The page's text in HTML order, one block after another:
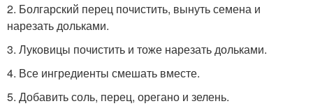
2. Болгарский перец почистить, вынуть семена и
нарезать дольками.
3. Луковицы почистить и тоже нарезать дольками.
4. Все ингредиенты смешать вместе.
5. Добавить соль, перец, орегано и зелень.